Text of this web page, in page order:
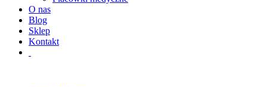
O nas
Blog
Sklep
Kontakt